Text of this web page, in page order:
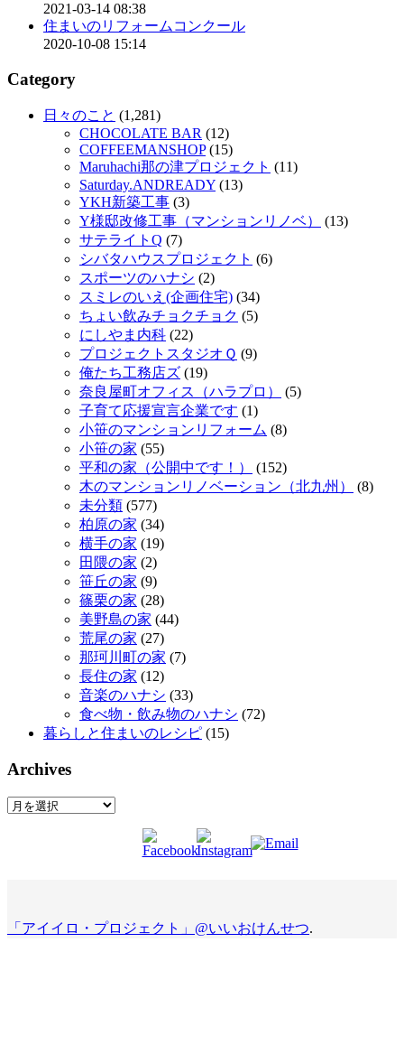
2021-03-14 08:38
住まいのリフォームコンクール
2020-10-08 15:14
Category
日々のこと (1,281)
CHOCOLATE BAR (12)
COFFEEMANSHOP(15)
Maruhachi那の津プロジェクト (11)
Saturday.ANDREADY (13)
YKH新築工事 (3)
Y様邸改修工事（マンションリノベ）
(13)
サテライトQ (7)
シバタハウスプロジェクト (6)
スポーツのハナシ (2)
スミレのいえ(企画住宅) (34)
ちょい飲みチョクチョク (5)
にしやま内科 (22)
プロジェクトスタジオＱ (9)
俺たち工務店ズ (19)
奈良屋町オフィス（ハラプロ）
(5)
子育て応援宣言企業です (1)
小笹のマンションリフォーム (8)
小笹の家 (55)
平和の家（公開中です！）
(152)
木のマンションリノベーション（北九州）
(8)
未分類 (577)
柏原の家 (34)
横手の家 (19)
田隈の家 (2)
笹丘の家 (9)
篠栗の家 (28)
美野島の家 (44)
荒尾の家 (27)
那珂川町の家 (7)
長住の家 (12)
音楽のハナシ (33)
食べ物・飲み物のハナシ (72)
暮らしと住まいのレシピ (15)
Archives
Archives
「アイイロ・プロジェクト」@いいおけんせつ.